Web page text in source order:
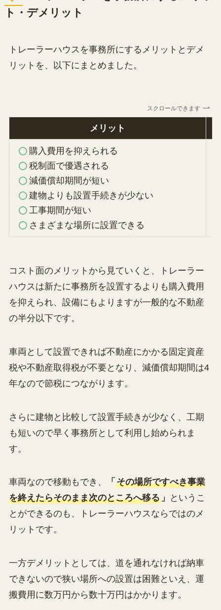
ト・デメリット
トレーラーハウスを事務所にするメリットとデメ
リットを、以下にまとめました。
スクロールできます
メリット
購入費用を抑えられる
税制面で優遇される
減価償却期間が短い
建物よりも設置手続きが少ない
工事期間が短い
さまざまな場所に設置できる
コスト面のメリットから見ていくと、トレーラー
ハウスは新たに事務所を設置するよりも購入費用
を抑えられ、設備にもよりますが一般的な不動産
の半分以下です。
車両として設置できれば不動産にかかる固定資産
税や不動産取得税が不要となり、減価償却期間は4
年なので節税につながります。
さらに建物と比較して設置手続きが少なく、工期
も短いので早く事務所として利用し始められま
す。
車両なので移動もでき、 「 その場所ですべき事業
を終えたらそのまま次のところへ移る」
というこ
とができるのも、トレーラーハウスならではのメ
リットです。
一方デメリットとしては、道を通れなければ納車
できないので狭い場所への設置は困難といえ、運
搬費用に数万円から数十万円はかかります。